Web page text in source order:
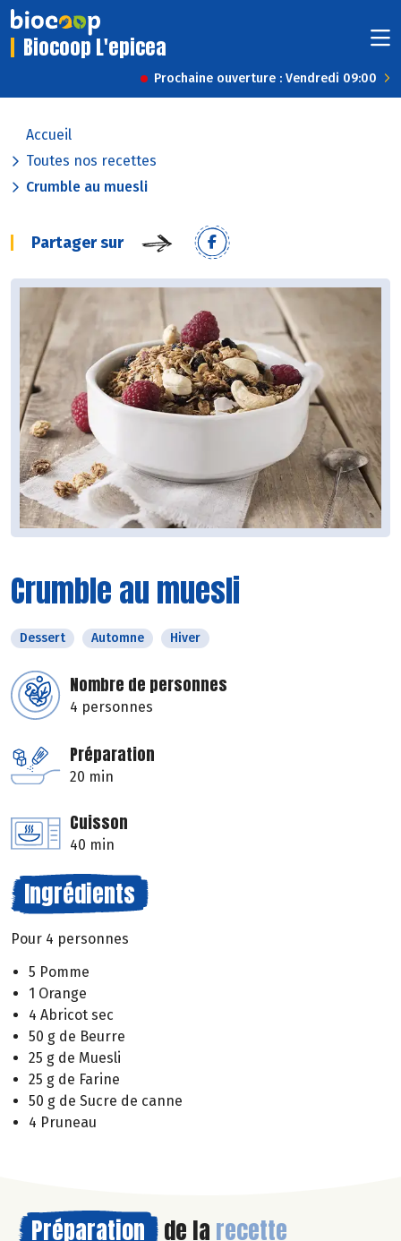
Biocoop L'epicea
Prochaine ouverture : Vendredi 09:00
Accueil
Toutes nos recettes
Crumble au muesli
Partager sur
Crumble au muesli
Dessert Automne Hiver
Nombre de personnes
4 personnes
Préparation
20 min
Cuisson
40 min
Ingrédients
Pour 4 personnes
5 Pomme
1 Orange
4 Abricot sec
50 g de Beurre
25 g de Muesli
25 g de Farine
50 g de Sucre de canne
4 Pruneau
Préparation de la recette